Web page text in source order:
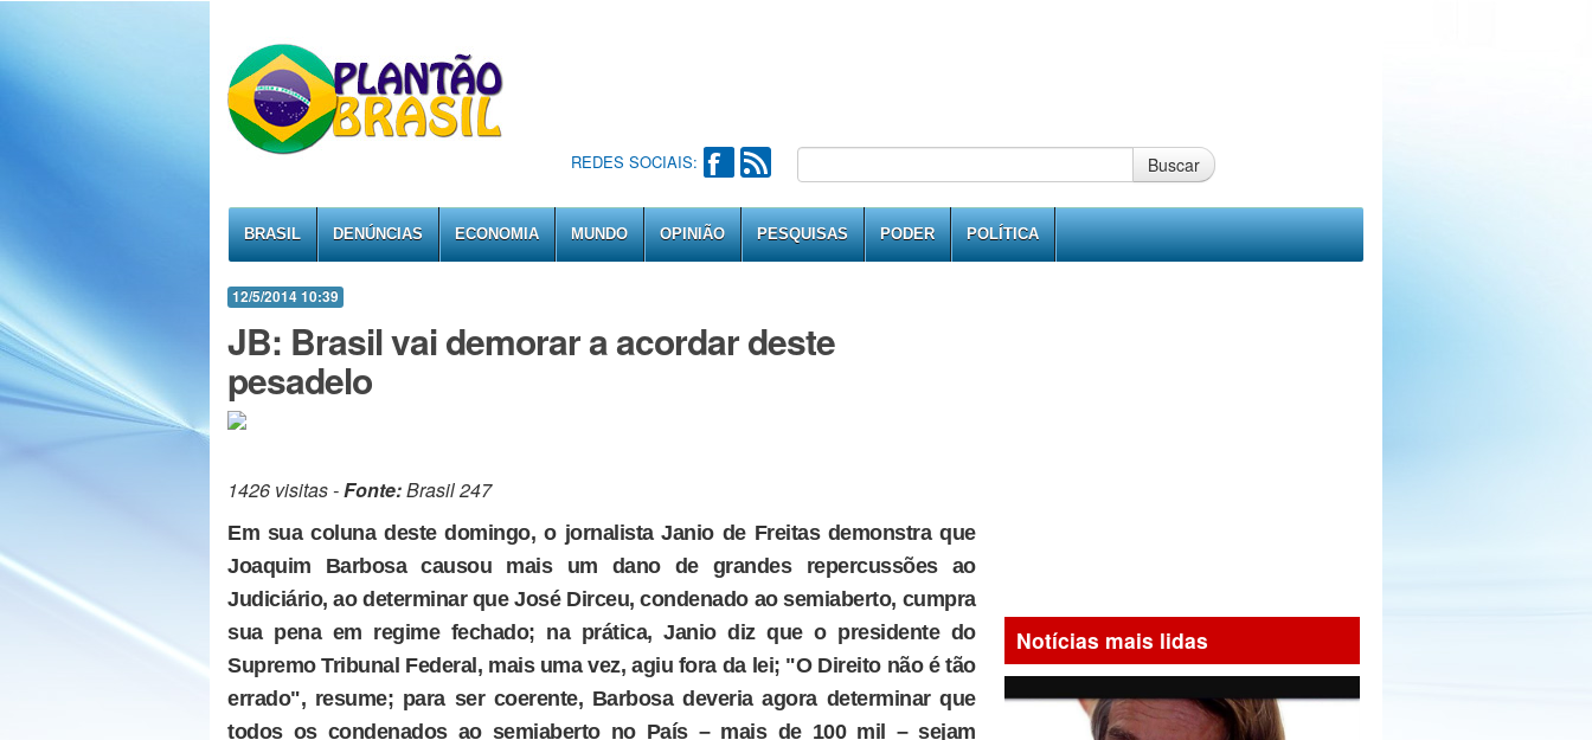
REDES SOCIAIS: Buscar
BRASIL DENÚNCIAS ECONOMIA MUNDO OPINIÃO PESQUISAS PODER POLÍTICA
12/5/2014 10:39
JB: Brasil vai demorar a acordar deste
pesadelo
1426 visitas -Fonte:Brasil 247
Em sua coluna deste domingo, o jornalista Janio de Freitas demonstra que
Joaquim Barbosa causou mais um dano de grandes repercussões ao
Judiciário, ao determinar que José Dirceu, condenado ao semiaberto, cumpra
sua pena em regime fechado; na prática, Janio diz que o presidente do
Supremo Tribunal Federal, mais uma vez, agiu fora da lei; "O Direito não é tão
errado", resume; para ser coerente, Barbosa deveria agora determinar que
todos os condenados ao semiaberto no País – mais de 100 mil – sejam
Notícias mais lidas